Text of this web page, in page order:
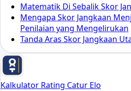
Matematik Di Sebalik Skor
Mengapa Skor Jangkaan
Penilaian yang Mengelirukan
Tanda Aras Skor Jangkaan
Kalkulator Rating Catur Elo